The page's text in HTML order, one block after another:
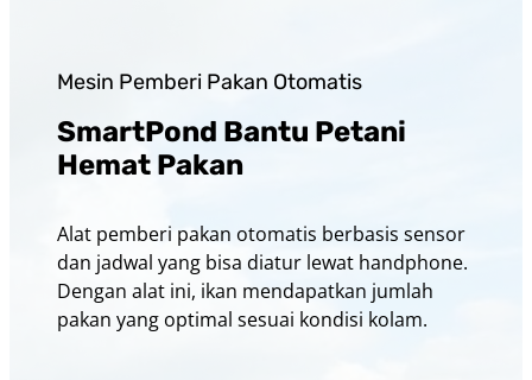
Mesin Pemberi Pakan Otomatis
SmartPond Bantu Petani
Hemat Pakan
Alat pemberi pakan otomatis berbasis sensor
dan jadwal yang bisa diatur lewat handphone.
Dengan alat ini, ikan mendapatkan jumlah
pakan yang optimal sesuai kondisi kolam.